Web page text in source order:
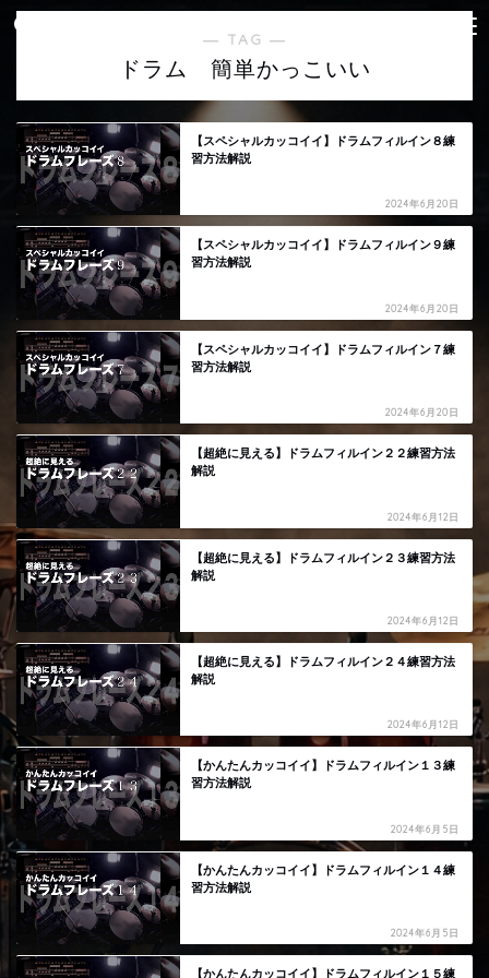
― TAG ―
ドラム 簡単かっこいい
【スペシャルカッコイイ】ドラムフィルイン８練
習方法解説
2024年6月20日
【スペシャルカッコイイ】ドラムフィルイン９練
習方法解説
2024年6月20日
【スペシャルカッコイイ】ドラムフィルイン７練
習方法解説
2024年6月20日
【超絶に見える】ドラムフィルイン２２練習方法
解説
2024年6月12日
【超絶に見える】ドラムフィルイン２３練習方法
解説
2024年6月12日
【超絶に見える】ドラムフィルイン２４練習方法
解説
2024年6月12日
【かんたんカッコイイ】ドラムフィルイン１３練
習方法解説
2024年6月5日
【かんたんカッコイイ】ドラムフィルイン１４練
習方法解説
2024年6月5日
【かんたんカッコイイ】ドラムフィルイン１５練